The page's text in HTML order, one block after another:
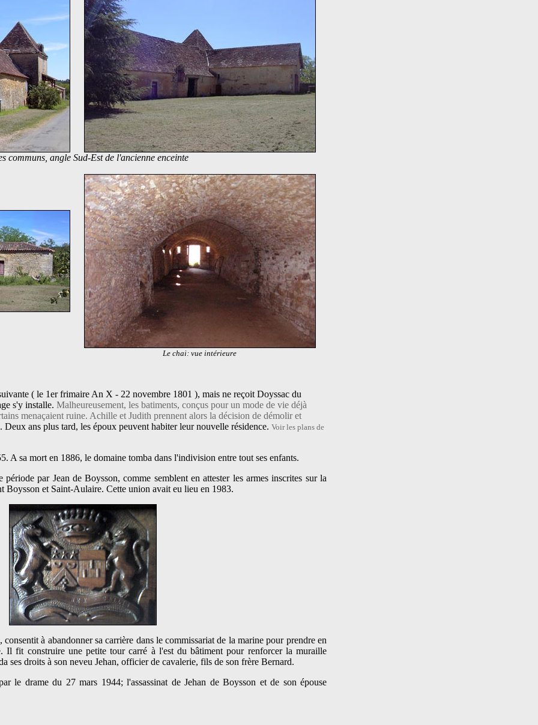
communs, angle Sud-Est de l'ancienne enceinte
Le chai: vue intérieure
( le 1er frimaire An X - 22 novembre 1801 ), mais ne reçoit Doyssac du
s'y installe. Malheureusement, les batiments, conçus pour un mode de vie déjà
menaçaient ruine. Achille et Judith prennent alors la décision de démolir et
ans plus tard, les époux peuvent habiter leur nouvelle résidence. Voir les plans de
A sa mort en 1886, le domaine tomba dans l'indivision entre tout ses enfants.
par Jean de Boysson, comme semblent en attester les armes inscrites sur la
Boysson et Saint-Aulaire. Cette union avait eu lieu en 1983.
à abandonner sa carrière dans le commissariat de la marine pour prendre en
Il fit construire une petite tour carré à l'est du bâtiment pour renforcer la muraille
ses droits à son neveu Jehan, officier de cavalerie, fils de son frère Bernard.
le drame du 27 mars 1944; l'assassinat de Jehan de Boysson et de son épouse